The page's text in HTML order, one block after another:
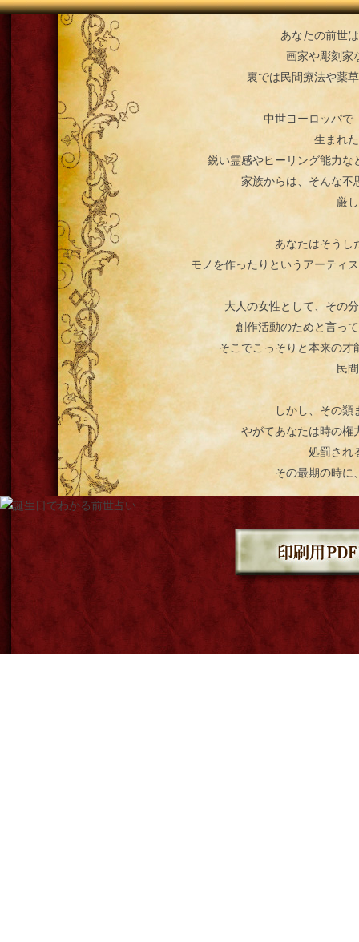
あなたの前世
画家や彫刻家
裏では民間療法や薬
中世ヨーロッパで
生まれ
鋭い霊感やヒーリング能力な
家族からは、そんな不
厳
あなたはそうし
モノを作ったりというアーティ
大人の女性として、その
創作活動のためと言っ
そこでこっそりと本来の才
民
しかし、その類
やがてあなたは時の権
処罰され
その最期の時